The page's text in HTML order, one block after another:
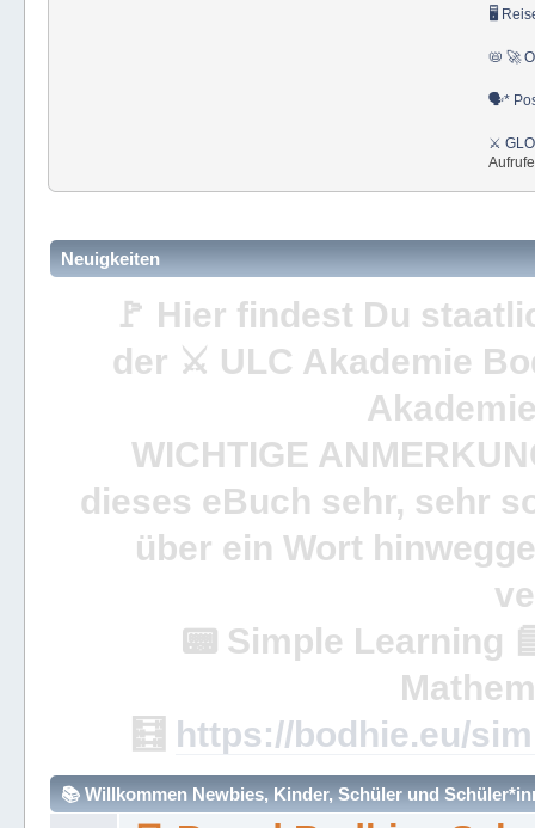
🖥
📛 🚀
🗣*
⚔
Aufrufe
Neuigkeiten
🚩 Hier findest Du
der ⚔ ULC Akademie
WICHTIGE
dieses eBuch sehr, sehr
über ein Wort
📟 Simple Learning
🧮 https://bodhie.eu/
📚 Willkommen Newbies, Kinder, Schüler und